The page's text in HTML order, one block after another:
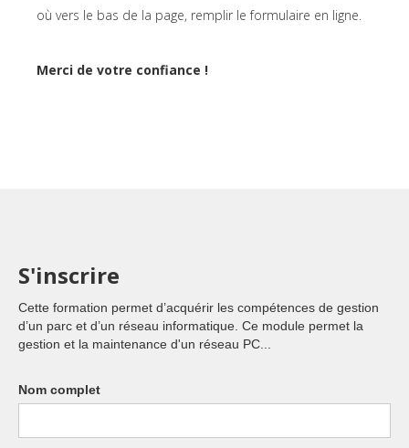
où vers le bas de la page, remplir le formulaire en ligne.
Merci de votre confiance !
S'inscrire
Cette formation permet d’acquérir les compétences de gestion
d’un parc et d’un réseau informatique. Ce module permet la
gestion et la maintenance d'un réseau PC...
Nom complet